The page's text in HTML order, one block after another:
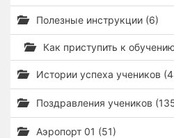
Полезные инструкции (6)
Как приступить к
Истории успеха учеников
Поздравления учеников
Аэропорт 01 (51)